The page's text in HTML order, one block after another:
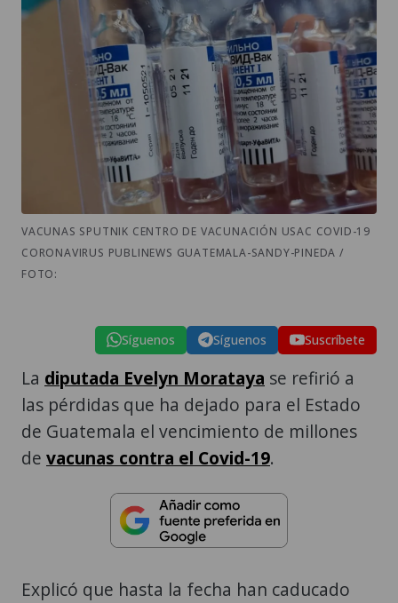
VACUNAS SPUTNIK CENTRO DE VACUNACIÓN USAC COVID-19
CORONAVIRUS PUBLINEWS GUATEMALA-SANDY-PINEDA /
FOTO:
Síguenos Síguenos Suscríbete
La diputada Evelyn Morataya se refirió a
las pérdidas que ha dejado para el Estado
de Guatemala el vencimiento de millones
de vacunas contra el Covid-19.
Explicó que hasta la fecha han caducado